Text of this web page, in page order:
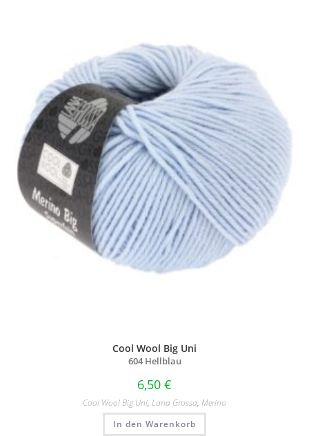
Cool Wool Big Uni
604 Hellblau
6,50 €
Cool Wool Big Uni, Lana Grossa, Merino
In den Warenkorb